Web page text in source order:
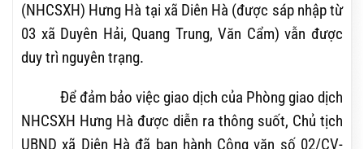
(NHCSXH) Hưng Hà tại xã Diên Hà (được sáp nhập từ
03 xã Duyên Hải, Quang Trung, Văn Cẩm) vẫn được
duy trì nguyên trạng.
Để đảm bảo việc giao dịch của Phòng giao dịch
NHCSXH Hưng Hà được diễn ra thông suốt, Chủ tịch
UBND xã Diên Hà đã ban hành Công văn số 02/CV-